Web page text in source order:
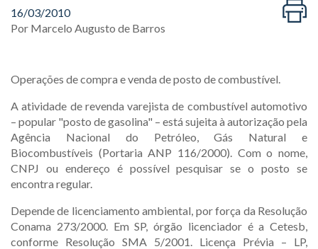
16/03/2010
Por Marcelo Augusto de Barros
Operações de compra e venda de posto de combustível.
A atividade de revenda varejista de combustível automotivo
– popular "posto de gasolina" – está sujeita à autorização pela
Agência Nacional do Petróleo, Gás Natural e
Biocombustíveis (Portaria ANP 116/2000). Com o nome,
CNPJ ou endereço é possível pesquisar se o posto se
encontra regular.
Depende de licenciamento ambiental, por força da Resolução
Conama 273/2000. Em SP, órgão licenciador é a Cetesb,
conforme Resolução SMA 5/2001. Licença Prévia – LP,